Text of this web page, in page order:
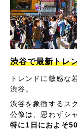
渋谷で最新トレ
トレンドに敏感な
渋谷。
渋谷を象徴するス
公像は、思わずシ
特に1日におよそ